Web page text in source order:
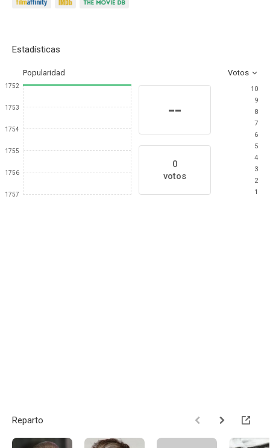
Estadísticas
Popularidad Votos
1752
1753
1754
1755
1756
1757
--
0
votos
10
9
8
7
6
5
4
3
2
1
Reparto